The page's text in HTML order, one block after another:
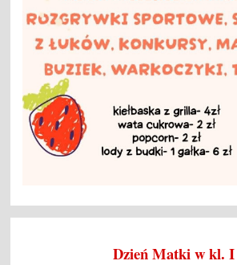
Dzień Matki w kl.